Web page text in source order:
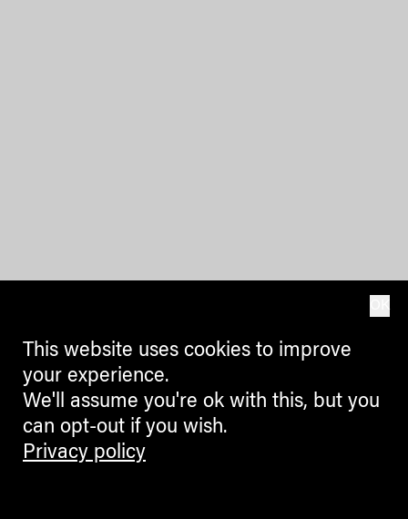
This website uses cookies to improve
your experience.
We'll assume you're ok with this, but you
can opt-out if you wish.
Privacy policy